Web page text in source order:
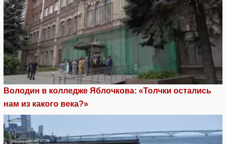
Володин в колледже Яблочкова: «Толчки остались
нам из какого века?»